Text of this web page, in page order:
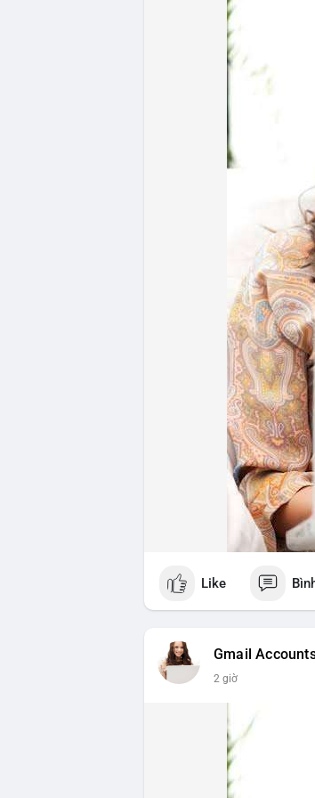
- Quy định & Pháp lý:
24h đối với các giao dịch
hoặc ví tự quản. Fork
hashpower, khoảng
Lời khuyên từ chuyên
ưu thế. Nhà đầu tư nên
từ dòng vốn ETF (tuần
Xem chi tiết các bài viết
Like
Gmail
2 giờ